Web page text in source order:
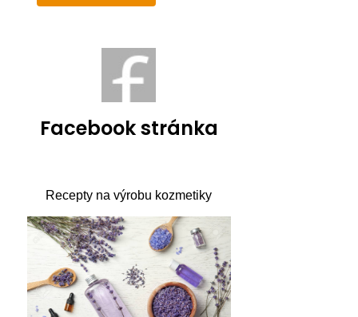
Facebook stránka
Recepty na výrobu kozmetiky